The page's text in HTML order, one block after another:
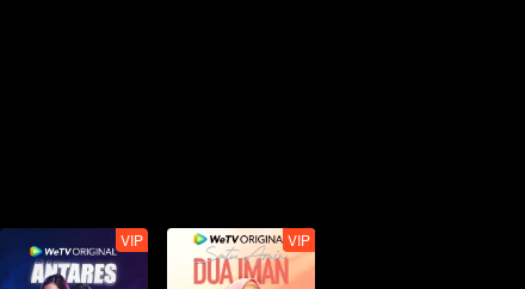
VIP VIP